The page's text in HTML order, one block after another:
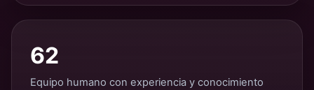
62
Equipo humano con experiencia y conocimiento